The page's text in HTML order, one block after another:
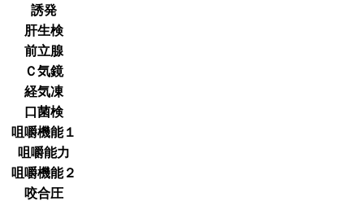
誘発
肝生検
前立腺
Ｃ気鏡
経気凍
口菌検
咀嚼機能１
咀嚼能力
咀嚼機能２
咬合圧